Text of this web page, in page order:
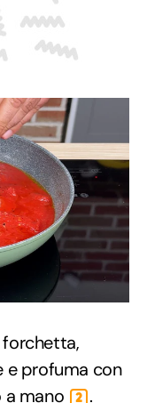
e profuma con
a mano
2 .